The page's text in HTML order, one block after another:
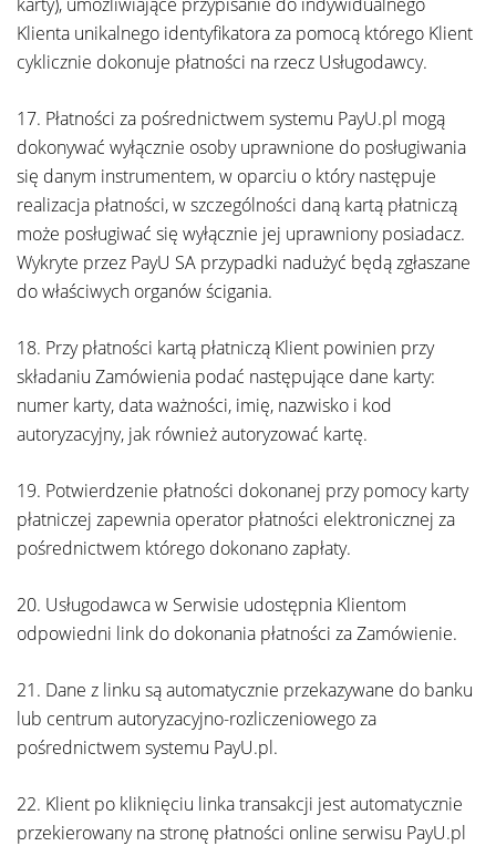
Klienta unikalnego identyfikatora za pomocą którego Klient
cyklicznie dokonuje płatności na rzecz Usługodawcy.
17. Płatności za pośrednictwem systemu PayU.pl mogą
dokonywać wyłącznie osoby uprawnione do posługiwania
się danym instrumentem, w oparciu o który następuje
realizacja płatności, w szczególności daną kartą płatniczą
może posługiwać się wyłącznie jej uprawniony posiadacz.
Wykryte przez PayU SA przypadki nadużyć będą zgłaszane
do właściwych organów ścigania.
18. Przy płatności kartą płatniczą Klient powinien przy
składaniu Zamówienia podać następujące dane karty:
numer karty, data ważności, imię, nazwisko i kod
autoryzacyjny, jak również autoryzować kartę.
19. Potwierdzenie płatności dokonanej przy pomocy karty
płatniczej zapewnia operator płatności elektronicznej za
pośrednictwem którego dokonano zapłaty.
20. Usługodawca w Serwisie udostępnia Klientom
odpowiedni link do dokonania płatności za Zamówienie.
21. Dane z linku są automatycznie przekazywane do banku
lub centrum autoryzacyjno-rozliczeniowego za
pośrednictwem systemu PayU.pl.
22. Klient po kliknięciu linka transakcji jest automatycznie
przekierowany na stronę płatności online serwisu PayU.pl